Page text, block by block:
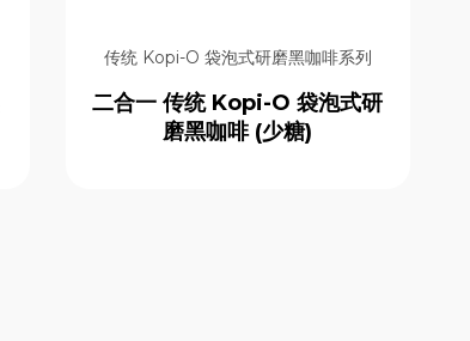
传统 Kopi-O 袋泡式研磨黑咖啡系列
二合一 传统 Kopi-O 袋泡式研
磨黑咖啡 (少糖)